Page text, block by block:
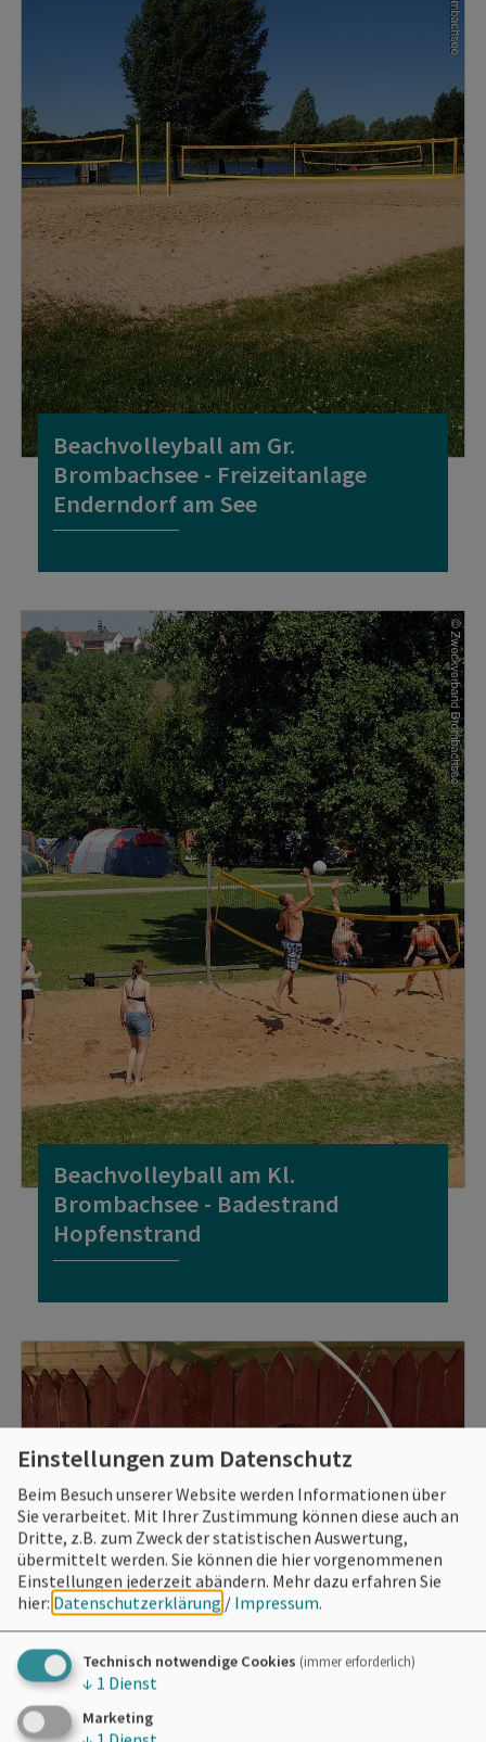
Beachvolleyball am Gr.
Brombachsee - Freizeitanlage
Enderndorf am See
Beachvolleyball am Kl.
Brombachsee - Badestrand
Hopfenstrand
Einstellungen zum Datenschutz
Beim Besuch unserer Website werden Informationen über
Sie verarbeitet. Mit Ihrer Zustimmung können diese auch an
Dritte, z.B. zum Zweck der statistischen Auswertung,
übermittelt werden. Sie können die hier vorgenommenen
Einstellungen jederzeit abändern. Mehr dazu erfahren Sie
hier: Datenschutzerklärung / Impressum.
Technisch notwendige Cookies (immer erforderlich)
↓ 1 Dienst
Marketing